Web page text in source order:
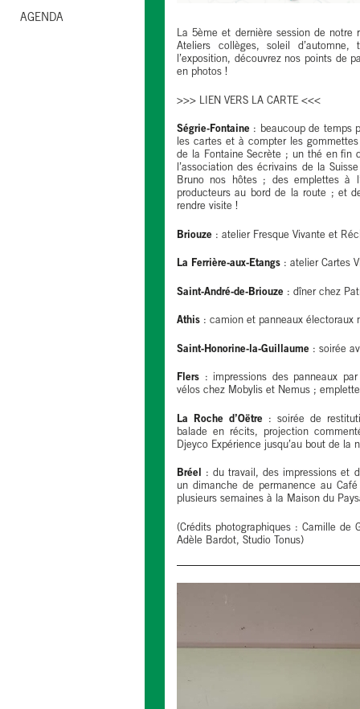
AGENDA
La 5ème et dernière session de notre
Ateliers collèges, soleil
l’exposition, découvrez nos points de
en photos !
>>> LIEN VERS LA CARTE <<<
Ségrie-Fontaine : beaucoup de temps
les cartes et à compter les
de la Fontaine Secrète ; un thé en fin
l’association des écrivains de la
Bruno nos hôtes ; des emplettes à
producteurs au bord de la route ; et
rendre visite !
Briouze : atelier Fresque Vivante et
La Ferrière-aux-Etangs : atelier Cartes
Saint-André-de-Briouze : dîner chez
Athis : camion et panneaux électoraux
Saint-Honorine-la-Guillaume : soirée
Flers : impressions des panneaux
vélos chez Mobylis et Nemus ;
La Roche d’Oëtre : soirée de
balade en récits, projection
Djeyco Expérience jusqu’au bout de la
Bréel : du travail, des impressions et
un dimanche de permanence au
plusieurs semaines à la Maison du
(Crédits photographiques : Camille de
Adèle Bardot, Studio Tonus)